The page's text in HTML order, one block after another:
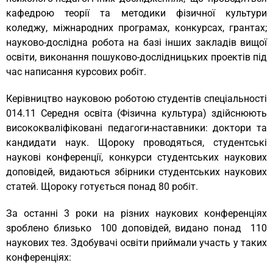
кафедрою теорії та методики фізичної культури
коледжу, міжнародних програмах, конкурсах, грантах;
науково-дослідна робота на базі інших закладів вищої
освіти, виконання пошуково-дослідницьких проектів під
час написання курсових робіт.
Керівництво науковою роботою студентів спеціальності
014.11 Середня освіта (Фізична культура) здійснюють
висококваліфіковані педагоги-наставники: доктори та
кандидати наук. Щороку проводяться, студентські
наукові конференції, конкурси студентських наукових
доповідей, видаються збірники студентських наукових
статей. Щороку готується понад 80 робіт.
За останні 3 роки на різних наукових конференціях
зроблено близько 100 доповідей, видано понад 110
наукових тез. Здобувачі освіти приймали участь у таких
конференціях: